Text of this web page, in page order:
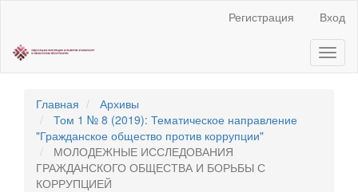
содержанию
страницы
навигация
Основное
содержание
Боковая
панель
Регистрация Вход
Главная
Архивы
Том 1 № 8 (2019): Тематическое направление
"Гражданское общество против коррупции"
МОЛОДЕЖНЫЕ ИССЛЕДОВАНИЯ
ГРАЖДАНСКОГО ОБЩЕСТВА И БОРЬБЫ С
КОРРУПЦИЕЙ